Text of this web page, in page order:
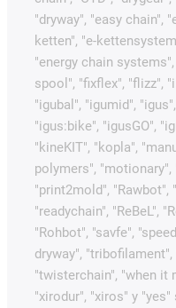
"dryway", "easy chain",
ketten", "e-
"energy chain
spool", "fixflex", "flizz",
"igubal", "igumid",
"igus:bike", "igusGO",
"kineKIT", "kopla",
polymers",
"print2mold", "Rawbot",
"readychain", "ReBeL",
"Rohbot", "savfe",
dryway",
"twisterchain", "when it
"xirodur", "xiros" y